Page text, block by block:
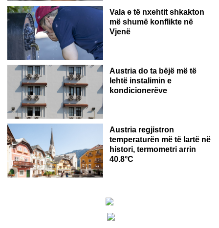
Vala e të nxehtit shkakton
më shumë konflikte në
Vjenë
Austria do ta bëjë më të
lehtë instalimin e
kondicionerëve
Austria regjistron
temperaturën më të lartë në
histori, termometri arrin
40.8°C